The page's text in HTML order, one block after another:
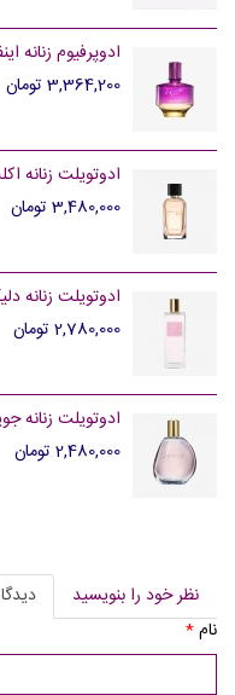
ادوپرفیوم زنانه
3,364,200 تومان
ادوتویلت زنانه
3,480,000 تومان
ادوتویلت زنانه
2,780,000 تومان
ادوتویلت زنانه
2,480,000 تومان
نظر خود را بنویسید
نام*